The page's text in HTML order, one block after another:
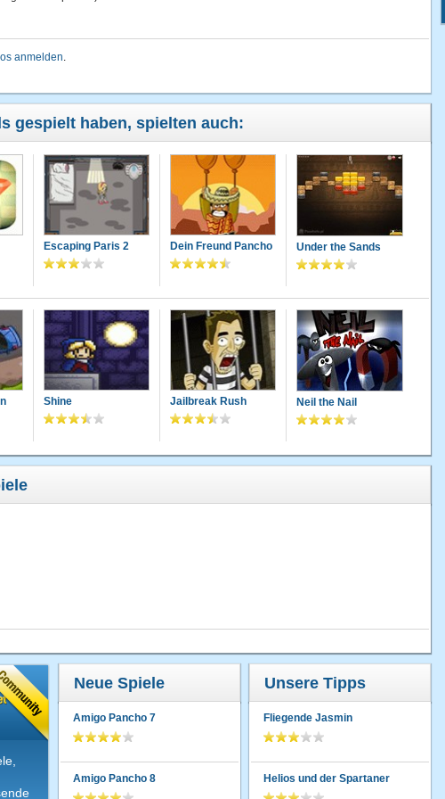
anmelden.
gespielt haben, spielten auch:
Escaping Paris 2 Dein Freund Pancho Under the Sands
Shine Jailbreak Rush Neil the Nail
Neue Spiele
Amigo Pancho 7
Amigo Pancho 8
Unsere Tipps
Fliegende Jasmin
Helios und der Spartaner